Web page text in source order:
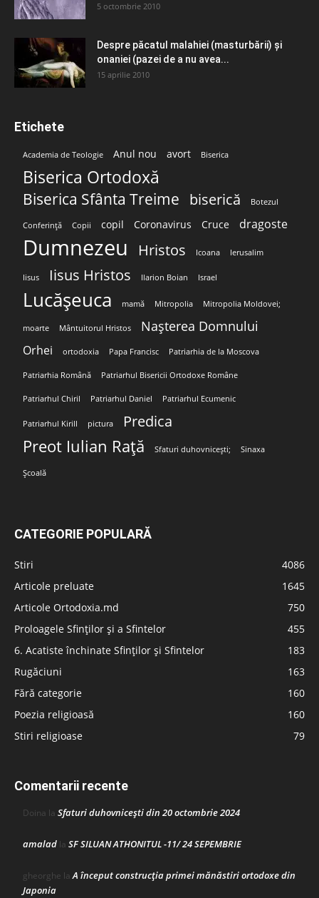
5 octombrie 2010
Despre păcatul malahiei (masturbării) şi
onaniei (pazei de a nu avea...
15 aprilie 2010
Etichete
Academia de Teologie Anul nou avort Biserica
Biserica Ortodoxă
Biserica Sfânta Treime biserică Botezul
Conferință Copii copil Coronavirus Cruce dragoste
Dumnezeu Hristos Icoana Ierusalim
Iisus Iisus Hristos Ilarion Boian Israel
Lucășeuca mamă Mitropolia Mitropolia Moldovei;
moarte Mântuitorul Hristos Nașterea Domnului
Orhei ortodoxia Papa Francisc Patriarhia de la Moscova
Patriarhia Română Patriarhul Bisericii Ortodoxe Române
Patriarhul Chiril Patriarhul Daniel Patriarhul Ecumenic
Patriarhul Kirill pictura Predica
Preot Iulian Rață Sfaturi duhovnicești; Sinaxa
Școală
CATEGORIE POPULARĂ
Stiri
4086
Articole preluate
1645
Articole Ortodoxia.md
750
Proloagele Sfinților și a Sfintelor
455
6. Acatiste închinate Sfinților și Sfintelor
183
Rugăciuni
163
Fără categorie
160
Poezia religioasă
160
Stiri religioase
79
Comentarii recente
Doina la Sfaturi duhovnicești din 20 octombrie 2024
amalad la SF SILUAN ATHONITUL -11/ 24 SEPEMBRIE
gheorghe laA început construcţia primei mănăstiri ortodoxe din
Japonia